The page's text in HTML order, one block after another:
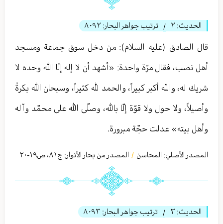
الحديث: ٢ / ترتيب جواهر البحار: ٨٠٩٢
قال الصادق (عليه السلام): من دخل سوق جماعة ومسجد
أهل نصب، فقال مرّة واحدة: «أشهد أن لا إله إلّا الله وحده لا
شريك له، والله أكبر كبيراً، والحمد لله كثيراً، وسبحان الله بكرةً
وأصيلاً، ولا حول ولا قوّة إلّا بالله، وصلّى الله على محمّد وآله
وأهل بيته» عدلت حجّة مبرورة.
المصدر الأصلي: المحاسن / المصدر من بحار الأنوار: ج٨١، ص١٩-٢٠
الحديث: ٣ / ترتيب جواهر البحار: ٨٠٩٣